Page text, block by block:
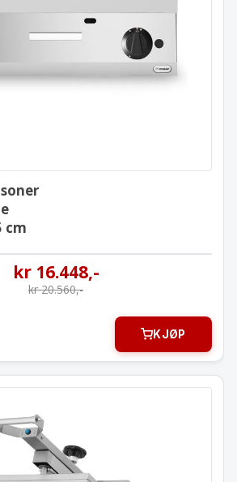
Gass flatgrill 2 soner
Slett stekeplate
Modular 70×65 cm
cm
kr16.448,-
kr20.560,-
KJØP